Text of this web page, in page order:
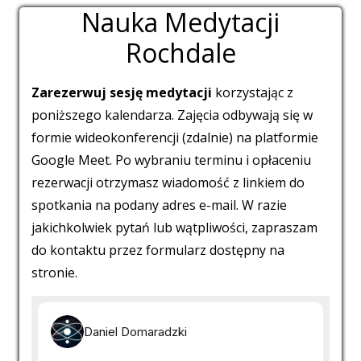
Nauka Medytacji
Rochdale
Zarezerwuj sesję medytacji korzystając z
poniższego kalendarza. Zajęcia odbywają się w
formie wideokonferencji (zdalnie) na platformie
Google Meet. Po wybraniu terminu i opłaceniu
rezerwacji otrzymasz wiadomość z linkiem do
spotkania na podany adres e-mail. W razie
jakichkolwiek pytań lub wątpliwości, zapraszam
do kontaktu przez formularz dostępny na
stronie.